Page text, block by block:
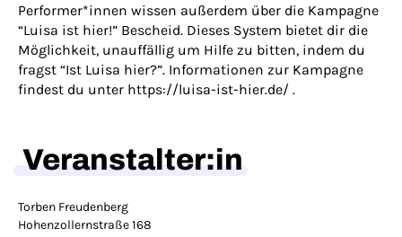
Performer*innen wissen außerdem über die Kampagne
“Luisa ist hier!” Bescheid. Dieses System bietet dir die
Möglichkeit, unauffällig um Hilfe zu bitten, indem du
fragst “Ist Luisa hier?”. Informationen zur Kampagne
findest du unter https://luisa-ist-hier.de/ .
Veranstalter:in
Torben Freudenberg
Hohenzollernstraße 168